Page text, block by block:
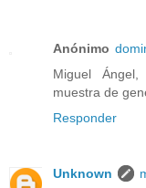
Anónimo
Miguel
muestra de
Responder
Unknown